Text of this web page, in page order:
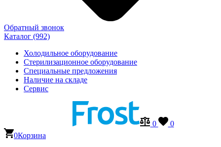
Обратный звонок
Каталог (992)
Холодильное оборудование
Стерилизационное оборудование
Специальные предложения
Наличие на складе
Сервис
0
0
0Корзина